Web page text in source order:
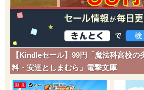
【Kindleセール】99円「魔法科高校の
料・安達としまむら」電撃文庫